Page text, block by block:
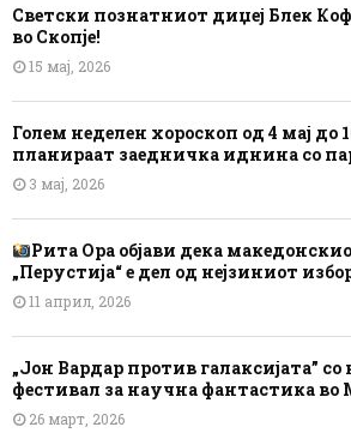
Светски познатниот диџеј Блек
во Скопје!
15 мај, 2026
Голем неделен хороскоп од 4 мај до
планираат заедничка иднина со
3 мај, 2026
Рита Ора објави дека
„Перустија“ е дел од нејзиниот
11 април, 2026
„Јон Вардар против галаксијата” со
фестивал за научна фантастика во
26 март, 2026